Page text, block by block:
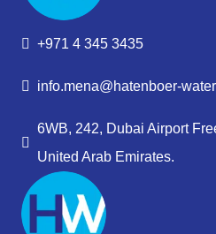
+971 4 345 3435
info.mena@hatenboer-
6WB, 242, Dubai Airport
United Arab Emirates.